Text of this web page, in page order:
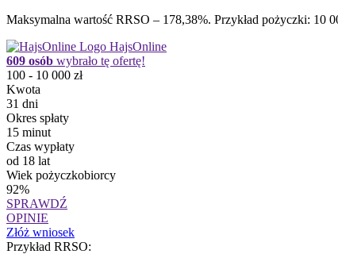
Maksymalna wartość RRSO – 178,38%. Przykład pożyczki: 10
HajsOnline
609 osób wybrało tę ofertę!
100 - 10 000 zł
Kwota
31 dni
Okres spłaty
15 minut
Czas wypłaty
od 18 lat
Wiek pożyczkobiorcy
92%
SPRAWDŹ
OPINIE
Złóż wniosek
Przykład RRSO: